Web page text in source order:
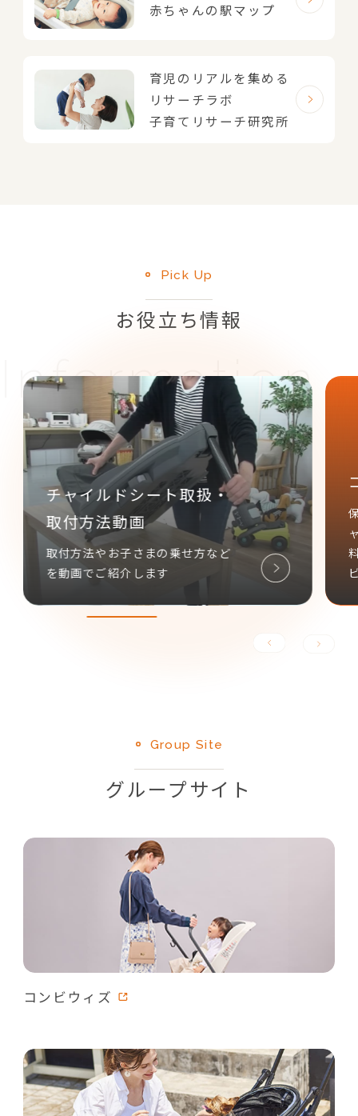
赤ちゃんの駅マップ
育児のリアルを集める
リサーチラボ
子育てリサーチ研究所
Pick Up
お役立ち情報
コンビ あんしん延長保証
保証期間を「ベビーカー3年」「チ
ャイルドシート4年」に延長し、無
料でサポートさせていただくサー
ビスです。
Group Site
グループサイト
コンビウィズ